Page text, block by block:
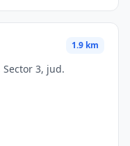
1.9 km